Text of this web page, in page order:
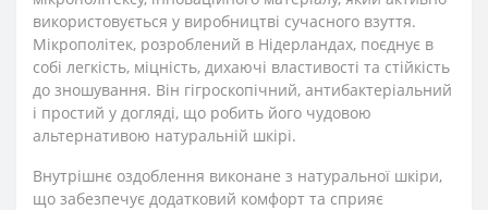
використовується у виробництві сучасного взуття.
Мікрополітек, розроблений в Нідерландах, поєднує в
собі легкість, міцність, дихаючі властивості та стійкість
до зношування. Він гігроскопічний, антибактеріальний
і простий у догляді, що робить його чудовою
альтернативою натуральній шкірі.
Внутрішнє оздоблення виконане з натуральної шкіри,
що забезпечує додатковий комфорт та сприяє